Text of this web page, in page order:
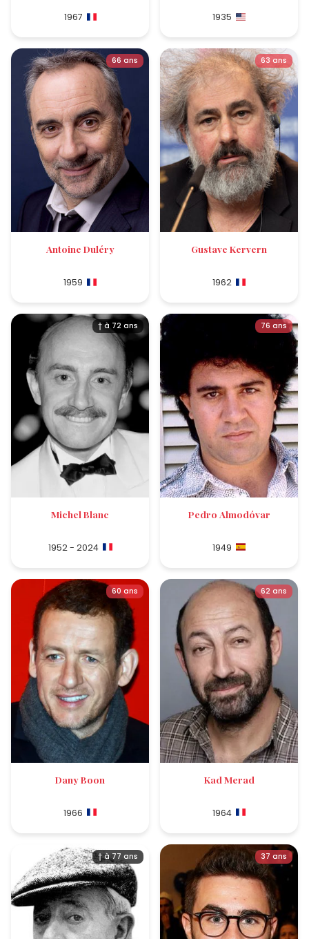
1967 1935
66 ans
Antoine Duléry
1959
63 ans
Gustave Kervern
1962
† à 72 ans
Michel Blanc
1952 - 2024
76 ans
Pedro Almodóvar
1949
60 ans
Dany Boon
1966
62 ans
Kad Merad
1964
† à 77 ans 37 ans